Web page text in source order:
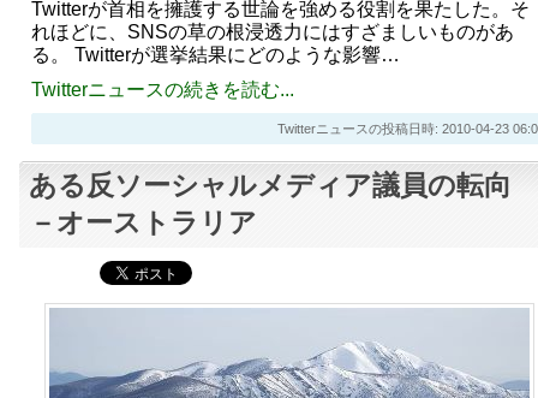
Twitterが首相を擁護する世論を強める役割を果たした。そ
れほどに、SNSの草の根浸透力にはすざましいものがあ
る。 Twitterが選挙結果にどのような影響…
Twitterニュースの続きを読む...
Twitterニュースの投稿日時: 2010-04-23
ある反ソーシャルメディア議員の転向
－オーストラリア